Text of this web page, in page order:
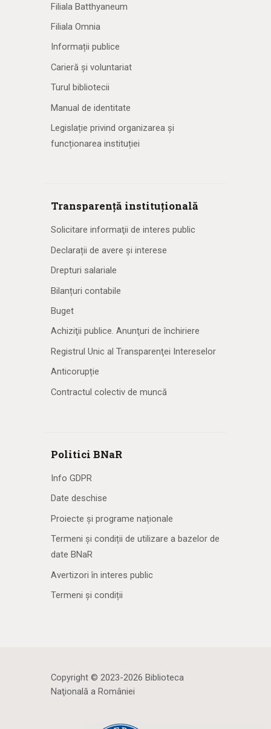
Filiala Batthyaneum
Filiala Omnia
Informații publice
Carieră și voluntariat
Turul bibliotecii
Manual de identitate
Legislație privind organizarea și
funcționarea instituției
Transparență instituțională
Solicitare informaţii de interes public
Declarații de avere și interese
Drepturi salariale
Bilanțuri contabile
Buget
Achiziţii publice. Anunţuri de închiriere
Registrul Unic al Transparenţei Intereselor
Anticorupție
Contractul colectiv de muncă
Politici BNaR
Info GDPR
Date deschise
Proiecte și programe naționale
Termeni și condiții de utilizare a bazelor de
date BNaR
Avertizori în interes public
Termeni și condiții
Copyright © 2023-2026 Biblioteca
Naţională a României